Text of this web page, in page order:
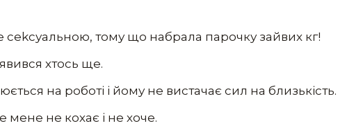
сеkсуальною, тому що набрала парочку зайвих кг!
хтось ще.
на роботі і йому не вистачає сил на близькість.
мене не кохає і не хоче.